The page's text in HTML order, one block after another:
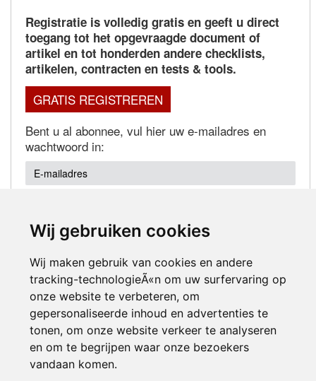
Wij gebruiken cookies
Wij maken gebruik van cookies en andere
tracking-technologieÃ«n om uw surfervaring op
onze website te verbeteren, om
gepersonaliseerde inhoud en advertenties te
tonen, om onze website verkeer te analyseren
en om te begrijpen waar onze bezoekers
vandaan komen.
Registratie is volledig gratis en geeft u direct
toegang tot het opgevraagde document of
artikel en tot honderden andere checklists,
artikelen, contracten en tests & tools.
GRATIS REGISTREREN
Bent u al abonnee, vul hier uw e-mailadres en
wachtwoord in:
Wachtwoord vergeten?